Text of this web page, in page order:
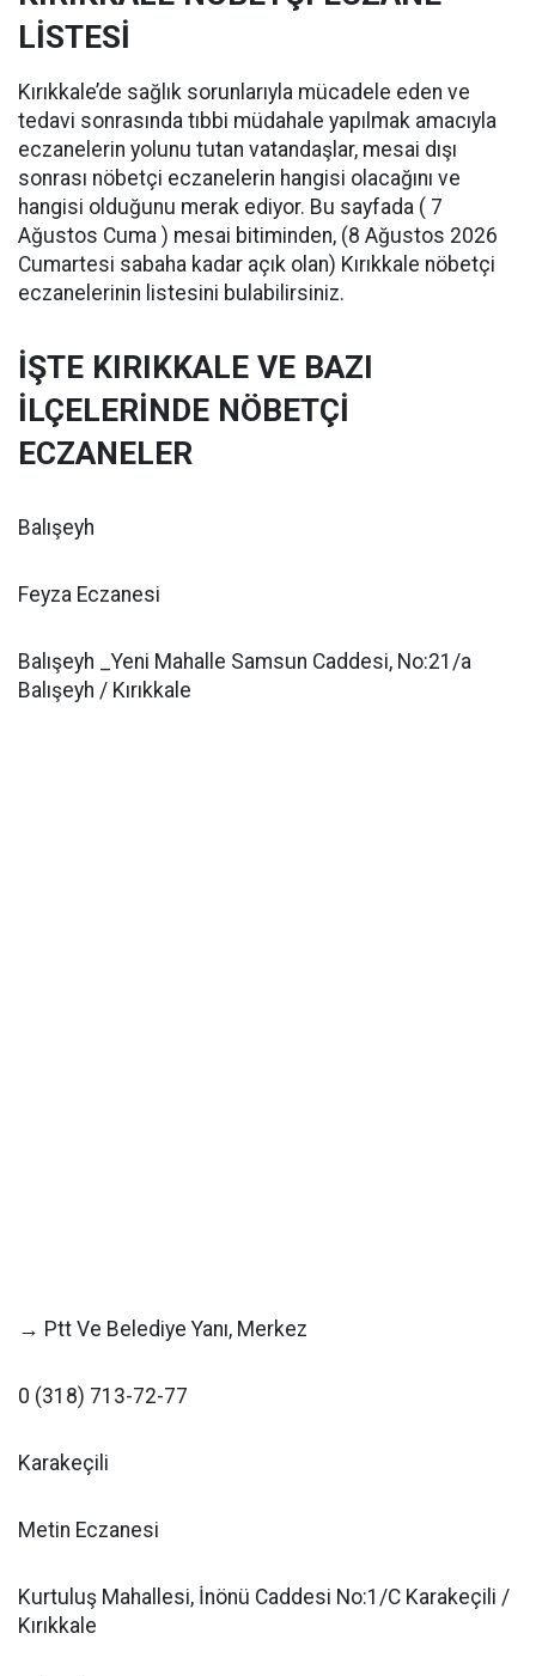
LİSTESİ
Kırıkkale’de sağlık sorunlarıyla mücadele eden ve
tedavi sonrasında tıbbi müdahale yapılmak amacıyla
eczanelerin yolunu tutan vatandaşlar, mesai dışı
sonrası nöbetçi eczanelerin hangisi olacağını ve
hangisi olduğunu merak ediyor. Bu sayfada ( 7
Ağustos Cuma ) mesai bitiminden, (8 Ağustos 2026
Cumartesi sabaha kadar açık olan) Kırıkkale nöbetçi
eczanelerinin listesini bulabilirsiniz.
İŞTE KIRIKKALE VE BAZI
İLÇELERİNDE NÖBETÇİ
ECZANELER
Balışeyh
Feyza Eczanesi
Balışeyh _Yeni Mahalle Samsun Caddesi, No:21/a
Balışeyh / Kırıkkale
→ Ptt Ve Belediye Yanı, Merkez
0 (318) 713-72-77
Karakeçili
Metin Eczanesi
Kurtuluş Mahallesi, İnönü Caddesi No:1/C Karakeçili /
Kırıkkale